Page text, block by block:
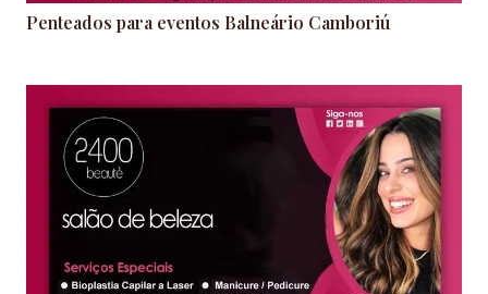
Penteados para eventos Balneário Camboriú